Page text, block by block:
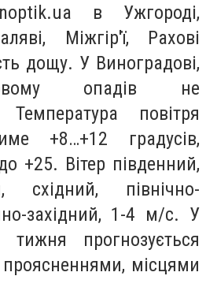
в Ужгороді,
Міжгір'ї, Рахові
дощу. У Виноградові,
опадів не
Температура повітря
+8…+12 градусів,
+25. Вітер південний,
східний, північно-
західний, 1-4 м/с. У
тижня прогнозується
місцями